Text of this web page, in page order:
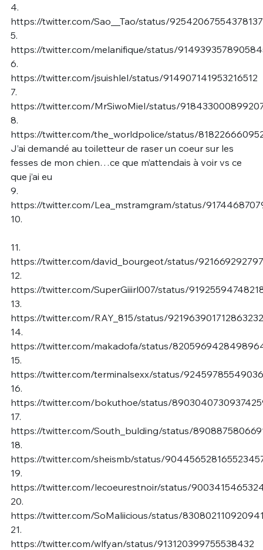
4.
https://twitter.com/Sao__Tao/status/
5.
https://twitter.com/melanifique/status/
6.
https://twitter.com/jsuishlel/status/914907141953216512
7.
https://twitter.com/MrSiwoMiel/status/
8.
https://twitter.com/the_worldpolice/status/
J’ai demandé au toiletteur de raser un coeur sur les
fesses de mon chien…ce que m’attendais à voir vs ce
que j’ai eu
9.
https://twitter.com/Lea_mstramgram/status/
10.
11.
https://twitter.com/david_bourgeot/status/
12.
https://twitter.com/SuperGiiirl007/status/
13.
https://twitter.com/RAY_815/status/921963901712863232
14.
https://twitter.com/makadofa/status/
15.
https://twitter.com/terminalsexx/status/
16.
https://twitter.com/bokuthoe/status/
17.
https://twitter.com/South_bulding/status/
18.
https://twitter.com/sheismb/status/
19.
https://twitter.com/lecoeurestnoir/status/
20.
https://twitter.com/SoMaliicious/status/
21.
https://twitter.com/wlfyan/status/913120399755538432